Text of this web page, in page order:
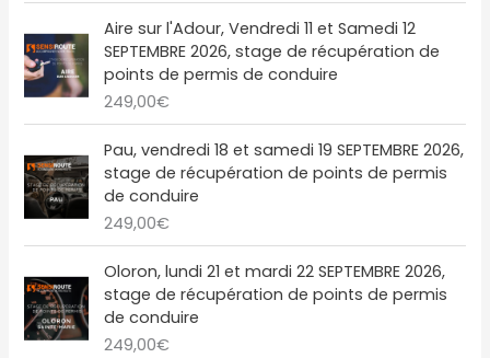
9
,
0
€
.
0
€
.
i
t
9
,
0
€
.
:
2
1
0
€
a
l
é
a
i
t
9
,
0
l
e
s
:
2
0
€
x
i
n
i
i
a
l
é
a
i
t
x
a
c
t
e
l
e
:
2
Aire sur l'Adour, Vendredi 11 et Samedi 12
SEPTEMBRE 2026, stage de récupération de
points de permis de conduire
249,00€
Pau, vendredi 18 et samedi 19 SEPTEMBRE 2026,
stage de récupération de points de permis
de conduire
249,00€
Oloron, lundi 21 et mardi 22 SEPTEMBRE 2026,
stage de récupération de points de permis
de conduire
249,00€